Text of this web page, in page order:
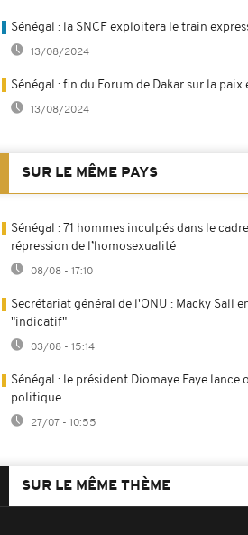
Sénégal : la SNCF exploitera le train
13/08/2024
Sénégal : fin du Forum de Dakar sur la paix
13/08/2024
SUR LE MÊME PAYS
Sénégal : 71 hommes inculpés dans le
répression de l’homosexualité
08/08 - 17:10
Secrétariat général de l'ONU : Macky Sall
"indicatif"
03/08 - 15:14
Sénégal : le président Diomaye Faye
politique
27/07 - 10:55
SUR LE MÊME THÈME